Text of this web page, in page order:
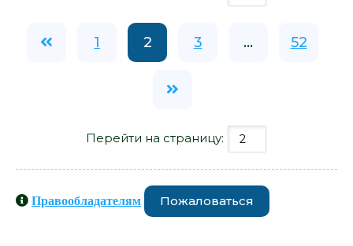
1 2 3 ... 52
Перейти на страницу:
Правообладателям Пожаловаться